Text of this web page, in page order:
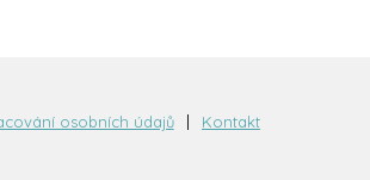
osobních údajů Kontakt